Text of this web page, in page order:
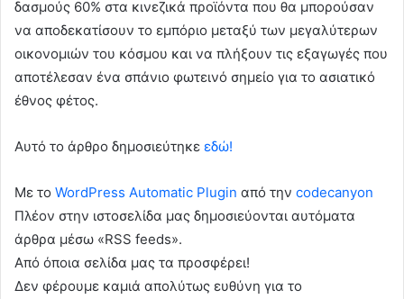
δασμούς 60% στα κινεζικά προϊόντα που θα μπορούσαν
να αποδεκατίσουν το εμπόριο μεταξύ των μεγαλύτερων
οικονομιών του κόσμου και να πλήξουν τις εξαγωγές που
αποτέλεσαν ένα σπάνιο φωτεινό σημείο για το ασιατικό
έθνος φέτος.
Αυτό το άρθρο δημοσιεύτηκε εδώ!
Με το WordPress Automatic Plugin από την codecanyon
Πλέον στην ιστοσελίδα μας δημοσιεύονται αυτόματα
άρθρα μέσω «RSS feeds».
Από όποια σελίδα μας τα προσφέρει!
Δεν φέρουμε καμιά απολύτως ευθύνη για το